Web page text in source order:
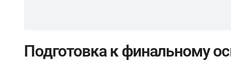
Подготовка к финальному